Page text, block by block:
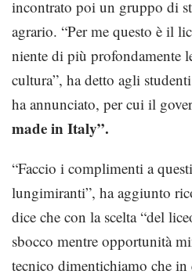
incontrato poi un gruppo di
agrario. “Per me questo è il
niente di più profondamente
cultura”, ha detto agli
ha annunciato, per cui il
made in Italy”.
“Faccio i complimenti a
lungimiranti”, ha aggiunto
dice che con la scelta “del
sbocco mentre opportunità
tecnico dimentichiamo che in